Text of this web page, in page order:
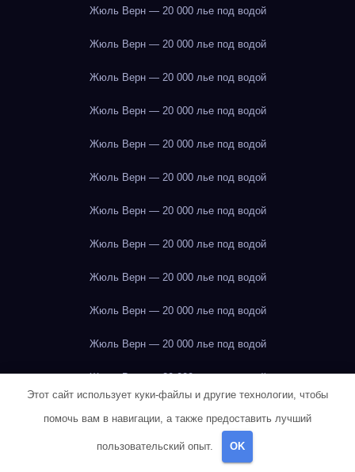
Жюль Верн — 20 000 лье под водой
Жюль Верн — 20 000 лье под водой
Жюль Верн — 20 000 лье под водой
Жюль Верн — 20 000 лье под водой
Жюль Верн — 20 000 лье под водой
Жюль Верн — 20 000 лье под водой
Жюль Верн — 20 000 лье под водой
Жюль Верн — 20 000 лье под водой
Жюль Верн — 20 000 лье под водой
Жюль Верн — 20 000 лье под водой
Жюль Верн — 20 000 лье под водой
Жюль Верн — 20 000 лье под водой
Жюль Верн — 20 000 лье под водой
Этот сайт использует куки-файлы и другие технологии, чтобы
помочь вам в навигации, а также предоставить лучший
пользовательский опыт. OK